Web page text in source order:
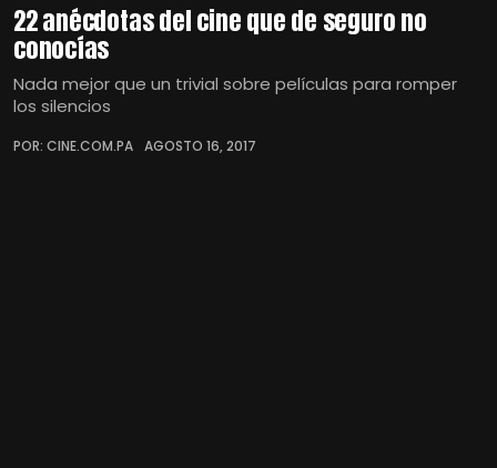
22 anécdotas del cine que de seguro no
conocías
Nada mejor que un trivial sobre películas para romper
los silencios
POR: CINE.COM.PA AGOSTO 16, 2017